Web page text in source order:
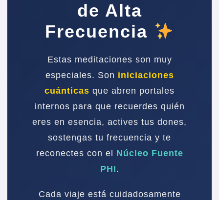
de Alta
Frecuencia
Estas meditaciones son muy
especiales. Son iniciaciones
cuánticas que abren portales
internos para que recuerdes quién
eres en esencia, actives tus dones,
sostengas tu frecuencia y te
reconectes con el Núcleo Fuente
PHI.
Cada viaje está cuidadosamente